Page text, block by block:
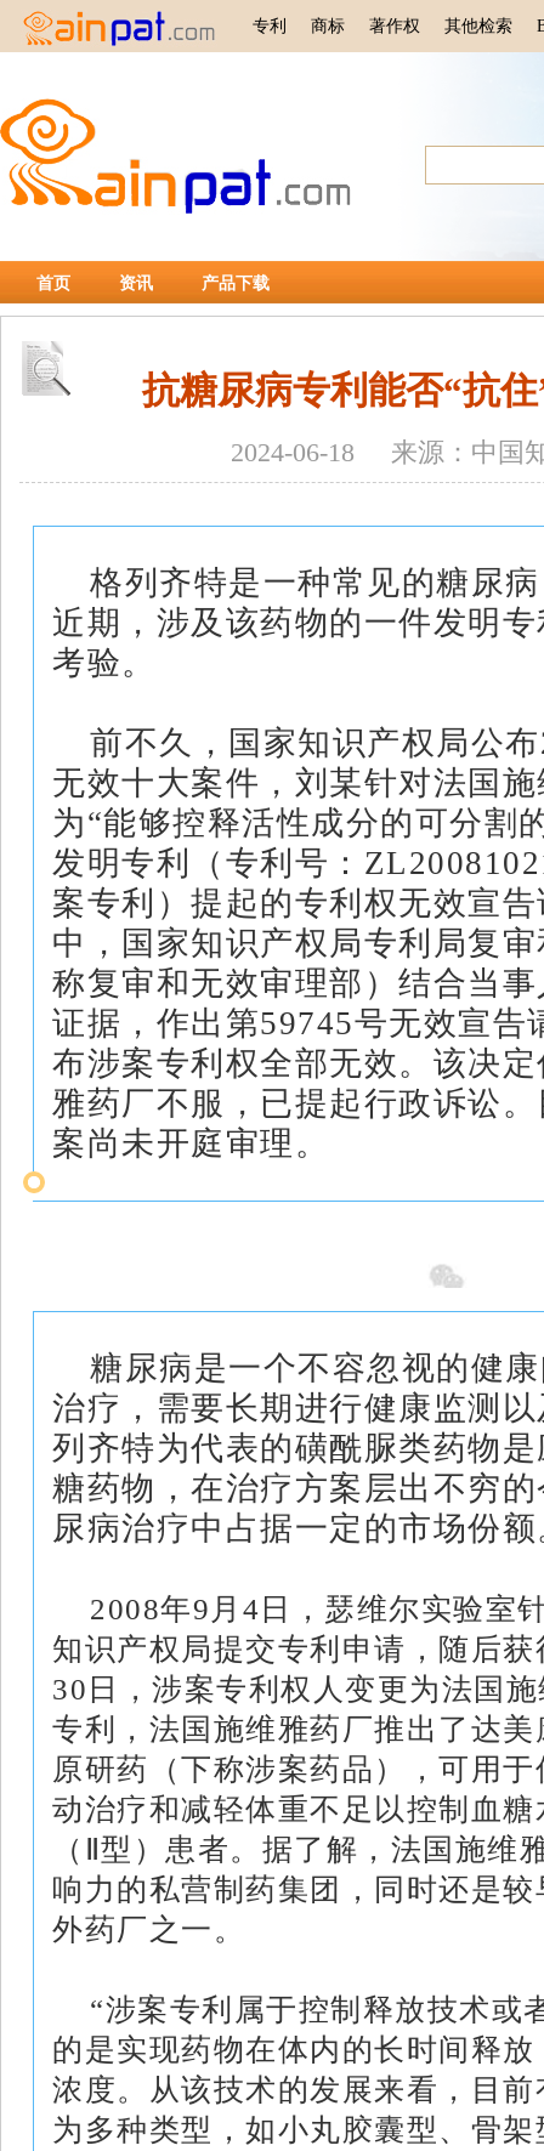
专利 商标 著作权 其他检索
首页 资讯 产品下载
抗糖尿病专利能否“抗
2024-06-18 来源：中国
格列齐特是一种常见的糖尿
近期，涉及该药物的一件发明
考验。
前不久，国家知识产权局公
无效十大案件，刘某针对法国
为“能够控释活性成分的可分割
发明专利（专利号：
案专利）提起的专利权无效宣
中，国家知识产权局专利局复
称复审和无效审理部）结合当
证据，作出第59745号无效宣告
布涉案专利权全部无效。该决
雅药厂不服，已提起行政诉讼
案尚未开庭审理。
糖尿病是一个不容忽视的健
治疗，需要长期进行健康监测
列齐特为代表的磺酰脲类药物
糖药物，在治疗方案层出不穷
尿病治疗中占据一定的市场份
2008年9月4日，瑟维尔实验室
知识产权局提交专利申请，随后
30日，涉案专利权人变更为法国
专利，法国施维雅药厂推出了达
原研药 （下称涉案药品），可用
动治疗和减轻体重不足以控制 血
（Ⅱ型）患者。据了解，法国施维
响力的私营制药集团，同时还是
外药厂之一。
“涉案专利属于控制释放技术或
的是实现药物在体内的长时间释
浓度。从该技术的发展来看，目
为多种类型，如小丸胶囊型、骨架